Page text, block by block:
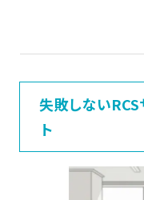
失敗しない
ト